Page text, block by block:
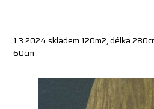
1.3.2024 skladem 120m2, délka
60cm